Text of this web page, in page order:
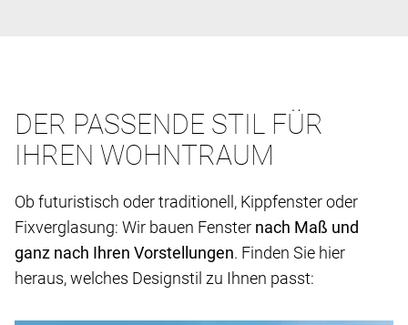
DER PASSENDE STIL FÜR
IHREN WOHNTRAUM
Ob futuristisch oder traditionell, Kippfenster oder
Fixverglasung: Wir bauen Fenster nach Maß und
ganz nach Ihren Vorstellungen. Finden Sie hier
heraus, welches Designstil zu Ihnen passt: